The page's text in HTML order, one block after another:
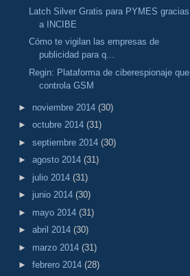
Latch Silver Gratis para PYMES gracias
a INCIBE
Cómo te vigilan las empresas de
publicidad para q...
Regin: Plataforma de ciberespionaje que
controla GSM
► noviembre 2014 (30)
► octubre 2014 (31)
► septiembre 2014 (30)
► agosto 2014 (31)
► julio 2014 (31)
► junio 2014 (30)
► mayo 2014 (31)
► abril 2014 (30)
► marzo 2014 (31)
► febrero 2014 (28)